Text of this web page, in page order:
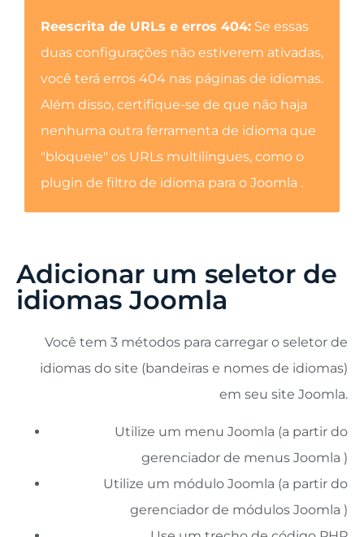
Reescrita de URLs e erros 404: Se essas
duas configurações não estiverem ativadas,
você terá erros 404 nas páginas de idiomas.
Além disso, certifique-se de que não haja
nenhuma outra ferramenta de idioma que
"bloqueie" os URLs multilíngues, como o
plugin de filtro de idioma para o Joomla .
Adicionar um seletor de
idiomas Joomla
Você tem 3 métodos para carregar o seletor de
idiomas do site (bandeiras e nomes de idiomas)
em seu site Joomla.
Utilize um menu Joomla (a partir do
gerenciador de menus Joomla )
Utilize um módulo Joomla (a partir do
gerenciador de módulos Joomla )